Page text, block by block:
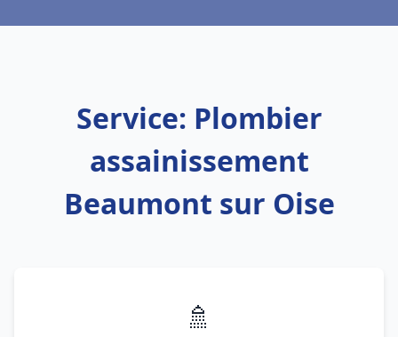
Service: Plombier
assainissement
Beaumont sur Oise
🚿